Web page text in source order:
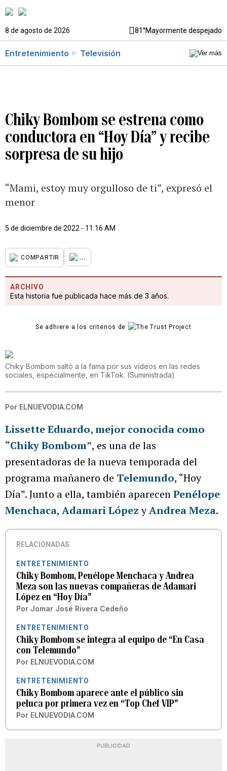
8 de agosto de 2026 81°Mayormente despejado
Entretenimiento Televisión
Chiky Bombom se estrena como
conductora en “Hoy Día” y recibe
sorpresa de su hijo
“Mami, estoy muy orgulloso de ti”, expresó el
menor
5 de diciembre de 2022 - 11:16 AM
COMPARTIR ...
ARCHIVO
Esta historia fue publicada hace más de 3 años.
Se adhiere a los criterios de
Chiky Bombom saltó a la fama por sus vídeos en las redes
sociales, especialmente, en TikTok. (Suministrada)
Por ELNUEVODIA.COM
Lissette Eduardo, mejor conocida como
“Chiky Bombom”, es una de las
presentadoras de la nueva temporada del
programa mañanero de Telemundo, “Hoy
Día”. Junto a ella, también aparecenPenélope
Menchaca, Adamari LópezyAndrea Meza.
RELACIONADAS
ENTRETENIMIENTO
Chiky Bombom, Penélope Menchaca y Andrea
Meza son las nuevas compañeras de Adamari
López en “Hoy Día”
Por Jomar José Rivera Cedeño
ENTRETENIMIENTO
Chiky Bombom se integra al equipo de “En Casa
con Telemundo”
Por ELNUEVODIA.COM
ENTRETENIMIENTO
Chiky Bombom aparece ante el público sin
peluca por primera vez en “Top Chef VIP”
Por ELNUEVODIA.COM
PUBLICIDAD